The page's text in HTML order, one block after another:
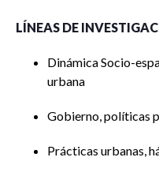
LÍNEAS DE
Dinámica Socio-
urbana
Gobierno, políticas
Prácticas urbanas,